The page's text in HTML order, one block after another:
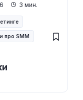
3 мин.
про SMM